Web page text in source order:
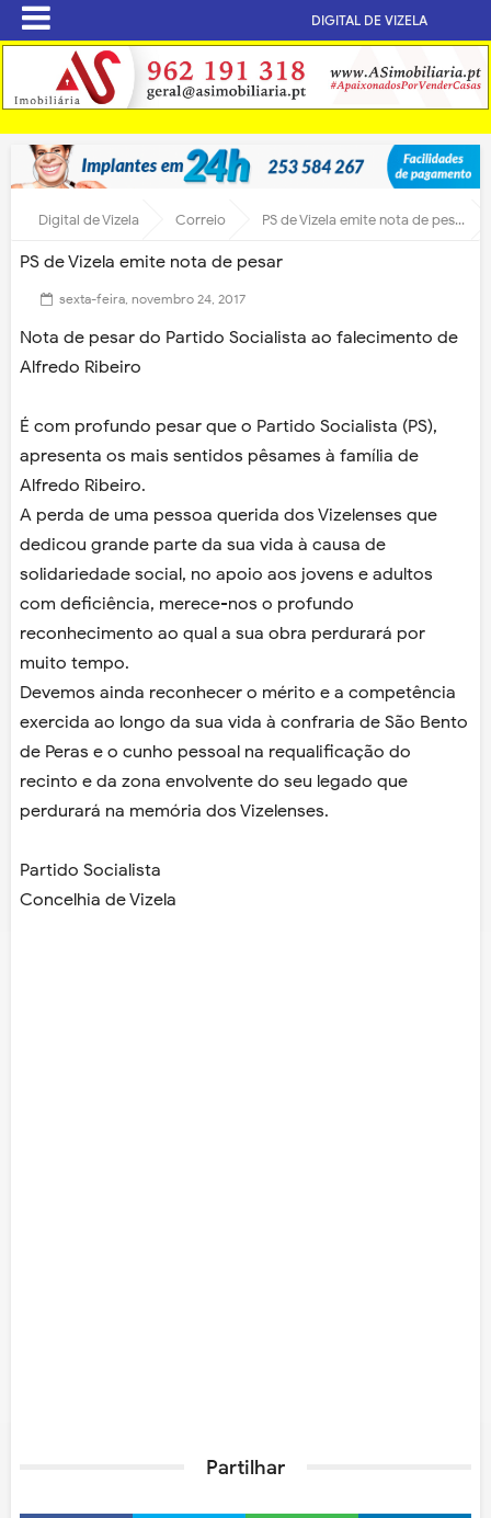
DIGITAL DE VIZELA
Digital de Vizela Correio PS de Vizela emite nota de pesar
PS de Vizela emite nota de pesar
sexta-feira, novembro 24, 2017
Nota de pesar do Partido Socialista ao falecimento de
Alfredo Ribeiro
É com profundo pesar que o Partido Socialista (PS),
apresenta os mais sentidos pêsames à família de
Alfredo Ribeiro.
A perda de uma pessoa querida dos Vizelenses que
dedicou grande parte da sua vida à causa de
solidariedade social, no apoio aos jovens e adultos
com deficiência, merece-nos o profundo
reconhecimento ao qual a sua obra perdurará por
muito tempo.
Devemos ainda reconhecer o mérito e a competência
exercida ao longo da sua vida à confraria de São Bento
de Peras e o cunho pessoal na requalificação do
recinto e da zona envolvente do seu legado que
perdurará na memória dos Vizelenses.
Partido Socialista
Concelhia de Vizela
Partilhar